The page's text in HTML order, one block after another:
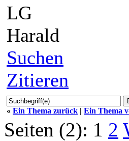
LG
Harald
Suchen
Zitieren
« Ein Thema zurück | Ein Thema
Seiten (2): 1 2